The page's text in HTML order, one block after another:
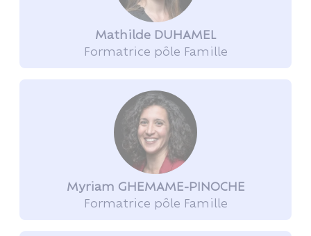
Mathilde DUHAMEL
Formatrice pôle Famille
Myriam GHEMAME-PINOCHE
Formatrice pôle Famille